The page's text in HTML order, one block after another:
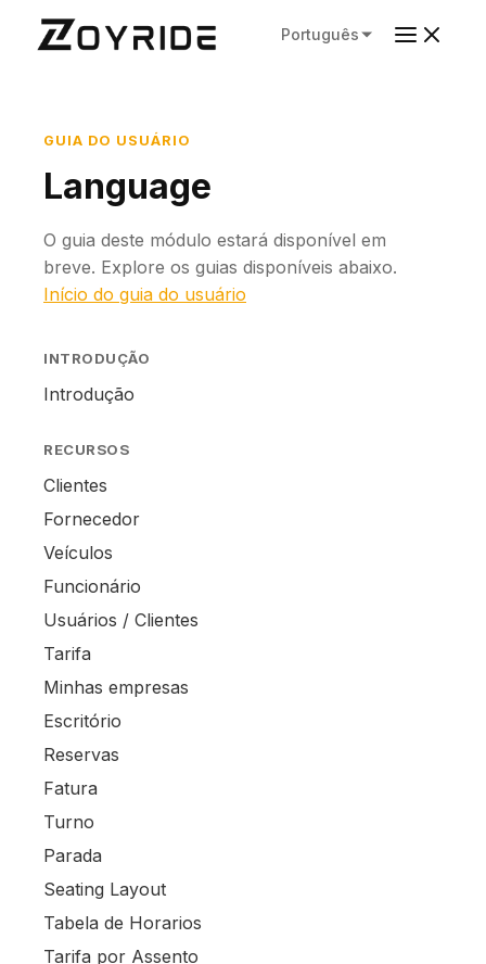
Português
GUIA DO USUÁRIO
Language
O guia deste módulo estará disponível em
breve. Explore os guias disponíveis abaixo.
Início do guia do usuário
INTRODUÇÃO
Introdução
RECURSOS
Clientes
Fornecedor
Veículos
Funcionário
Usuários / Clientes
Tarifa
Minhas empresas
Escritório
Reservas
Fatura
Turno
Parada
Seating Layout
Tabela de Horarios
Tarifa por Assento